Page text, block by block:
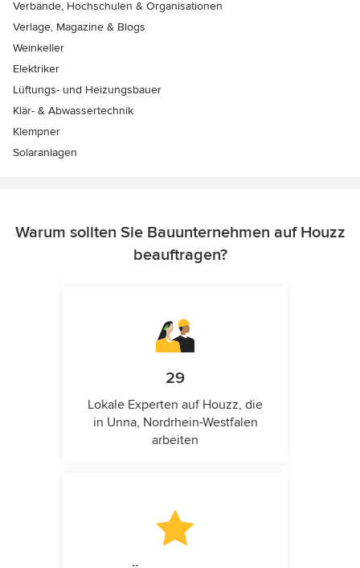
Verbände, Hochschulen & Organisationen
Verlage, Magazine & Blogs
Weinkeller
Elektriker
Lüftungs- und Heizungsbauer
Klär- & Abwassertechnik
Klempner
Solaranlagen
Warum sollten Sie Bauunternehmen auf Houzz
beauftragen?
29
Lokale Experten auf Houzz, die
in Unna, Nordrhein-Westfalen
arbeiten